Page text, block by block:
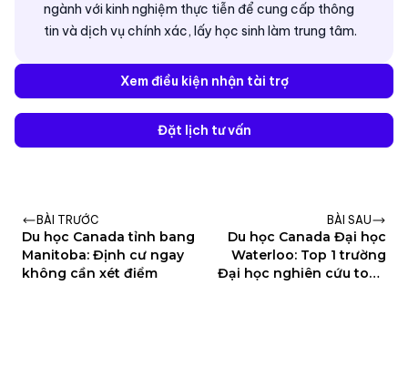
ngành với kinh nghiệm thực tiễn để cung cấp thông
tin và dịch vụ chính xác, lấy học sinh làm trung tâm.
Xem điều kiện nhận tài trợ
Đặt lịch tư vấn
BÀI TRƯỚC
Du học Canada tỉnh bang
Manitoba: Định cư ngay
không cần xét điểm
BÀI SAU
Du học Canada Đại học
Waterloo: Top 1 trường
Đại học nghiên cứu toàn